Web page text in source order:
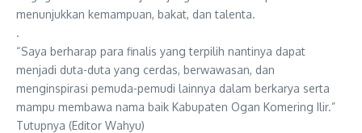
menunjukkan kemampuan, bakat, dan talenta.
.
“Saya berharap para finalis yang terpilih nantinya dapat
menjadi duta-duta yang cerdas, berwawasan, dan
menginspirasi pemuda-pemudi lainnya dalam berkarya serta
mampu membawa nama baik Kabupaten Ogan Komering Ilir.”
Tutupnya (Editor Wahyu)